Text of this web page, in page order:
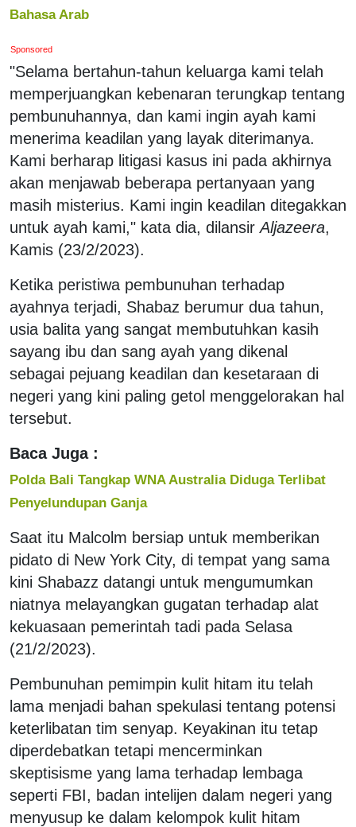
Bahasa Arab
Sponsored
"Selama bertahun-tahun keluarga kami telah
memperjuangkan kebenaran terungkap tentang
pembunuhannya, dan kami ingin ayah kami
menerima keadilan yang layak diterimanya.
Kami berharap litigasi kasus ini pada akhirnya
akan menjawab beberapa pertanyaan yang
masih misterius. Kami ingin keadilan ditegakkan
untuk ayah kami," kata dia, dilansirAljazeera,
Kamis (23/2/2023).
Ketika peristiwa pembunuhan terhadap
ayahnya terjadi, Shabaz berumur dua tahun,
usia balita yang sangat membutuhkan kasih
sayang ibu dan sang ayah yang dikenal
sebagai pejuang keadilan dan kesetaraan di
negeri yang kini paling getol menggelorakan hal
tersebut.
Baca Juga :
Polda Bali Tangkap WNA Australia Diduga Terlibat
Penyelundupan Ganja
Saat itu Malcolm bersiap untuk memberikan
pidato di New York City, di tempat yang sama
kini Shabazz datangi untuk mengumumkan
niatnya melayangkan gugatan terhadap alat
kekuasaan pemerintah tadi pada Selasa
(21/2/2023).
Pembunuhan pemimpin kulit hitam itu telah
lama menjadi bahan spekulasi tentang potensi
keterlibatan tim senyap. Keyakinan itu tetap
diperdebatkan tetapi mencerminkan
skeptisisme yang lama terhadap lembaga
seperti FBI, badan intelijen dalam negeri yang
menyusup ke dalam kelompok kulit hitam